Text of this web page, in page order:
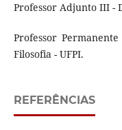
Professor Adjunto III -
Professor
Filosofia - UFPI.
REFERÊNCIAS